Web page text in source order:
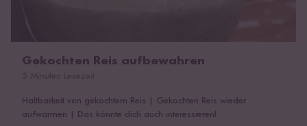
Gekochten Reis aufbewahren
Haltbarkeit von gekochtem Reis
Gekochten Reis wieder
aufwärmen
Das könnte dich auch interessieren!